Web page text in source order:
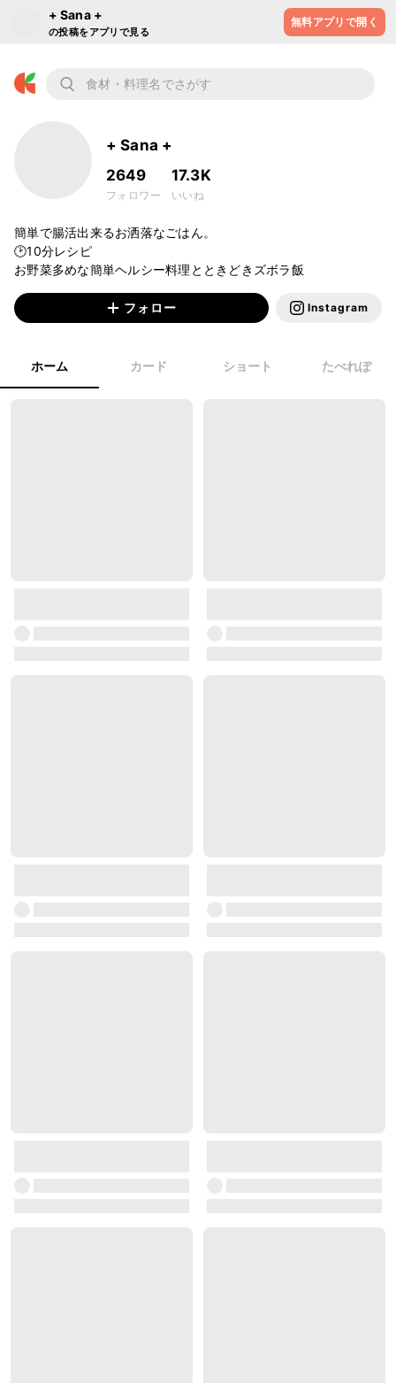
+ Sana +
の投稿をアプリで見る
無料アプリで開く
+ Sana +
2649
フォロワー
17.3K
いいね
簡単で腸活出来るお洒落なごはん。
🕑10分レシピ
フォロー Instagram
ホーム カード ショート たべれぽ